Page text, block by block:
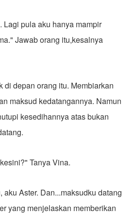
Lagi pula aku hanya mampir
Jawab orang itu,kesalnya
di depan orang itu. Membiarkan
maksud kedatangannya. Namun
kesedihannya atas bukan
Tanya Vina.
aku Aster. Dan...maksudku datang
yang menjelaskan memberikan